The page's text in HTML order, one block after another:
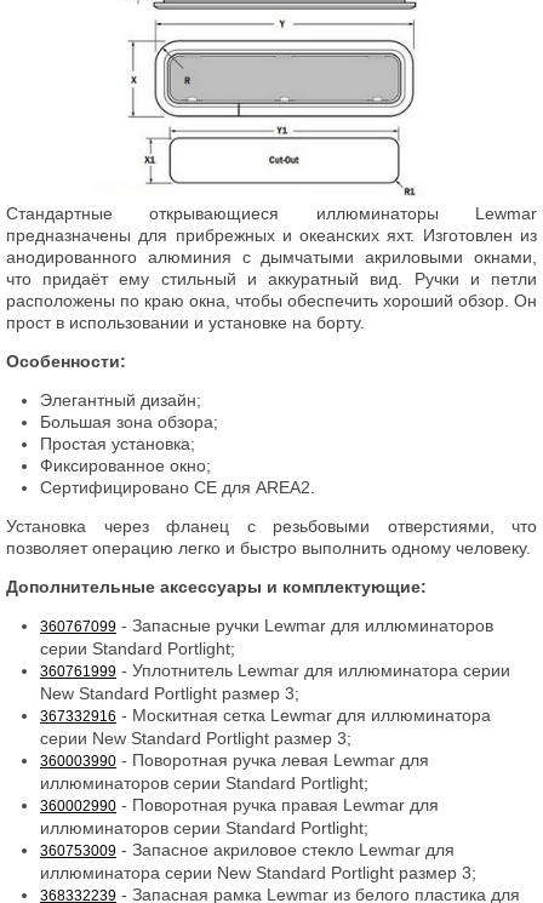
Стандартные открывающиеся иллюминаторы Lewmar
предназначены для прибрежных и океанских яхт. Изготовлен из
анодированного алюминия с дымчатыми акриловыми окнами,
что придаёт ему стильный и аккуратный вид. Ручки и петли
расположены по краю окна, чтобы обеспечить хороший обзор. Он
прост в использовании и установке на борту.
Особенности:
Элегантный дизайн;
Большая зона обзора;
Простая установка;
Фиксированное окно;
Сертифицировано CE для AREA2.
Установка через фланец с резьбовыми отверстиями, что
позволяет операцию легко и быстро выполнить одному человеку.
Дополнительные аксессуары и комплектующие:
360767099 - Запасные ручки Lewmar для иллюминаторов
серии Standard Portlight;
360761999 - Уплотнитель Lewmar для иллюминатора серии
New Standard Portlight размер 3;
367332916 - Москитная сетка Lewmar для иллюминатора
серии New Standard Portlight размер 3;
360003990 - Поворотная ручка левая Lewmar для
иллюминаторов серии Standard Portlight;
360002990 - Поворотная ручка правая Lewmar для
иллюминаторов серии Standard Portlight;
360753009 - Запасное акриловое стекло Lewmar для
иллюминатора серии New Standard Portlight размер 3;
368332239 - Запасная рамка Lewmar из белого пластика для